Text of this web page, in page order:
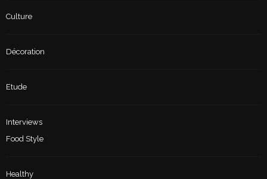
Culture
Décoration
Etude
Interviews
Food Style
Healthy